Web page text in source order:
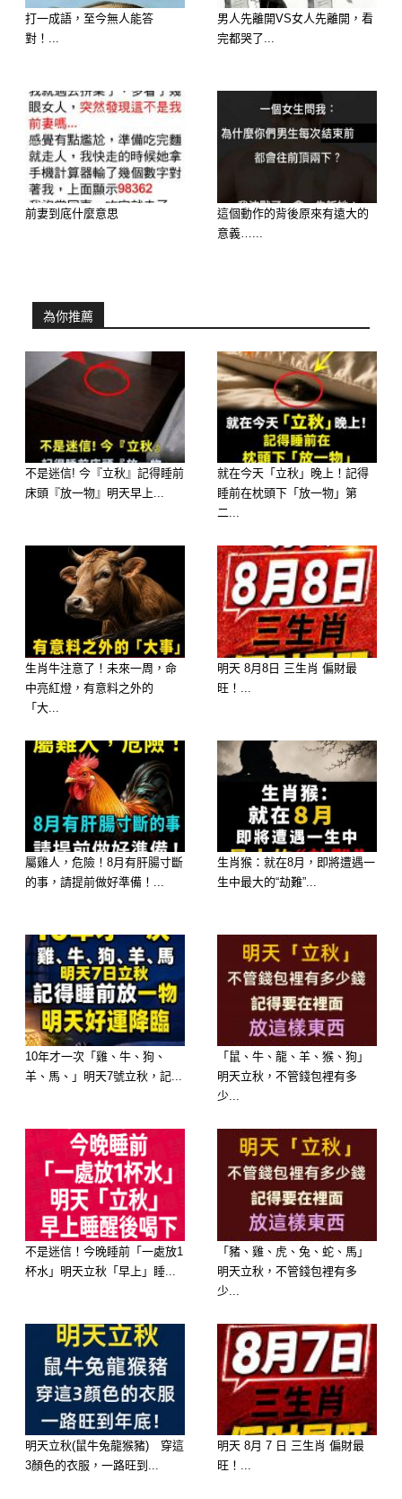
2. 軟糖 (Gummy Candy)
Q彈、多變、充滿童趣的口感。
3. 硬糖 (Hard Candy)
清脆、持久、帶來多層次的風味。
4. 酸味糖 (Sour Candy)
解答:
1. 巧克力 (Chocolate)
你是一個 成熟、穩重、感性 的人。你
追求高品質的生活，懂得享受美好事
物。你內心溫柔，情感豐富，渴望深刻
的連結。你就像巧克力一樣，給人一種
溫暖、可靠的感覺，讓人想要依賴。
你是一個 活潑、開朗、充滿童心 的
人。你樂於嘗試新事物，對世界充滿好
奇。你無拘無束，喜歡自由自在的生
活，就像軟糖一樣，充滿了無限的可能
性和趣味。
3. 硬糖 (Hard Candy)
打一成語，至今無人能答
對！...
男人先離開VS女人先離開，看
完都哭了...
前妻到底什麼意思
這個動作的背後原來有遠大的
意義…...
為你推薦
不是迷信! 今『立秋』記得睡前
床頭『放一物』明天早上...
就在今天「立秋」晚上！記得
睡前在枕頭下「放一物」第
二...
生肖牛注意了！未來一周，命
中亮紅燈，有意料之外的
「大...
明天 8月8日 三生肖 偏財最
旺！...
屬雞人，危險！8月有肝腸寸斷
的事，請提前做好準備！...
生肖猴：就在8月，即將遭遇一
生中最大的“劫難”...
10年才一次「雞、牛、狗、
羊、馬、」明天7號立秋，記...
「鼠、牛、龍、羊、猴、狗」
明天立秋，不管錢包裡有多
少...
不是迷信！今晚睡前「一處放1
杯水」明天立秋「早上」睡...
「豬、雞、虎、兔、蛇、馬」
明天立秋，不管錢包裡有多
少...
明天立秋(鼠牛兔龍猴豬) 穿這
3顏色的衣服，一路旺到...
明天 8月 7 日 三生肖 偏財最
旺！...